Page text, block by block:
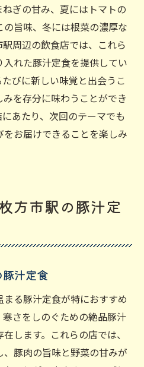
ぎの甘み、夏にはトマトの
旨味、冬には根菜の濃厚な
周辺の飲食店では、これら
れた豚汁定食を提供してい
びに新しい味覚と出会うこ
を存分に味わうことができ
あたり、次回のテーマでも
お届けできることを楽しみ
方市駅の豚汁定
汁定食
る豚汁定食が特におすすめ
さをしのぐための絶品豚汁
します。これらの店では、
豚肉の旨味と野菜の甘みが